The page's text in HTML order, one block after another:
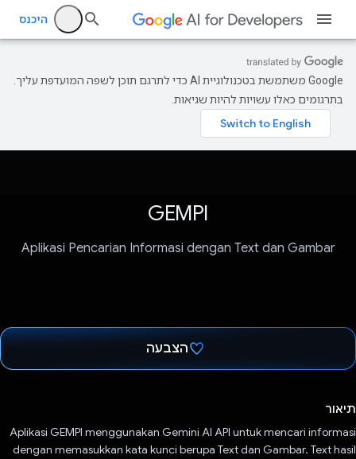
היכנס
‫Google משתמשת בטכנולוגיית AI כדי לתרגם תוכן לשפה המועדפת עליך.
בתרגומים כאלו עשויות להיות שגיאות.
GEMPI
Aplikasi Pencarian Informasi dengan Text dan Gambar
הצבעה
תיאור
Aplikasi GEMPI menggunakan Gemini AI API untuk mencari informasi
dengan memasukkan kata kunci berupa Text dan Gambar. Text hasil